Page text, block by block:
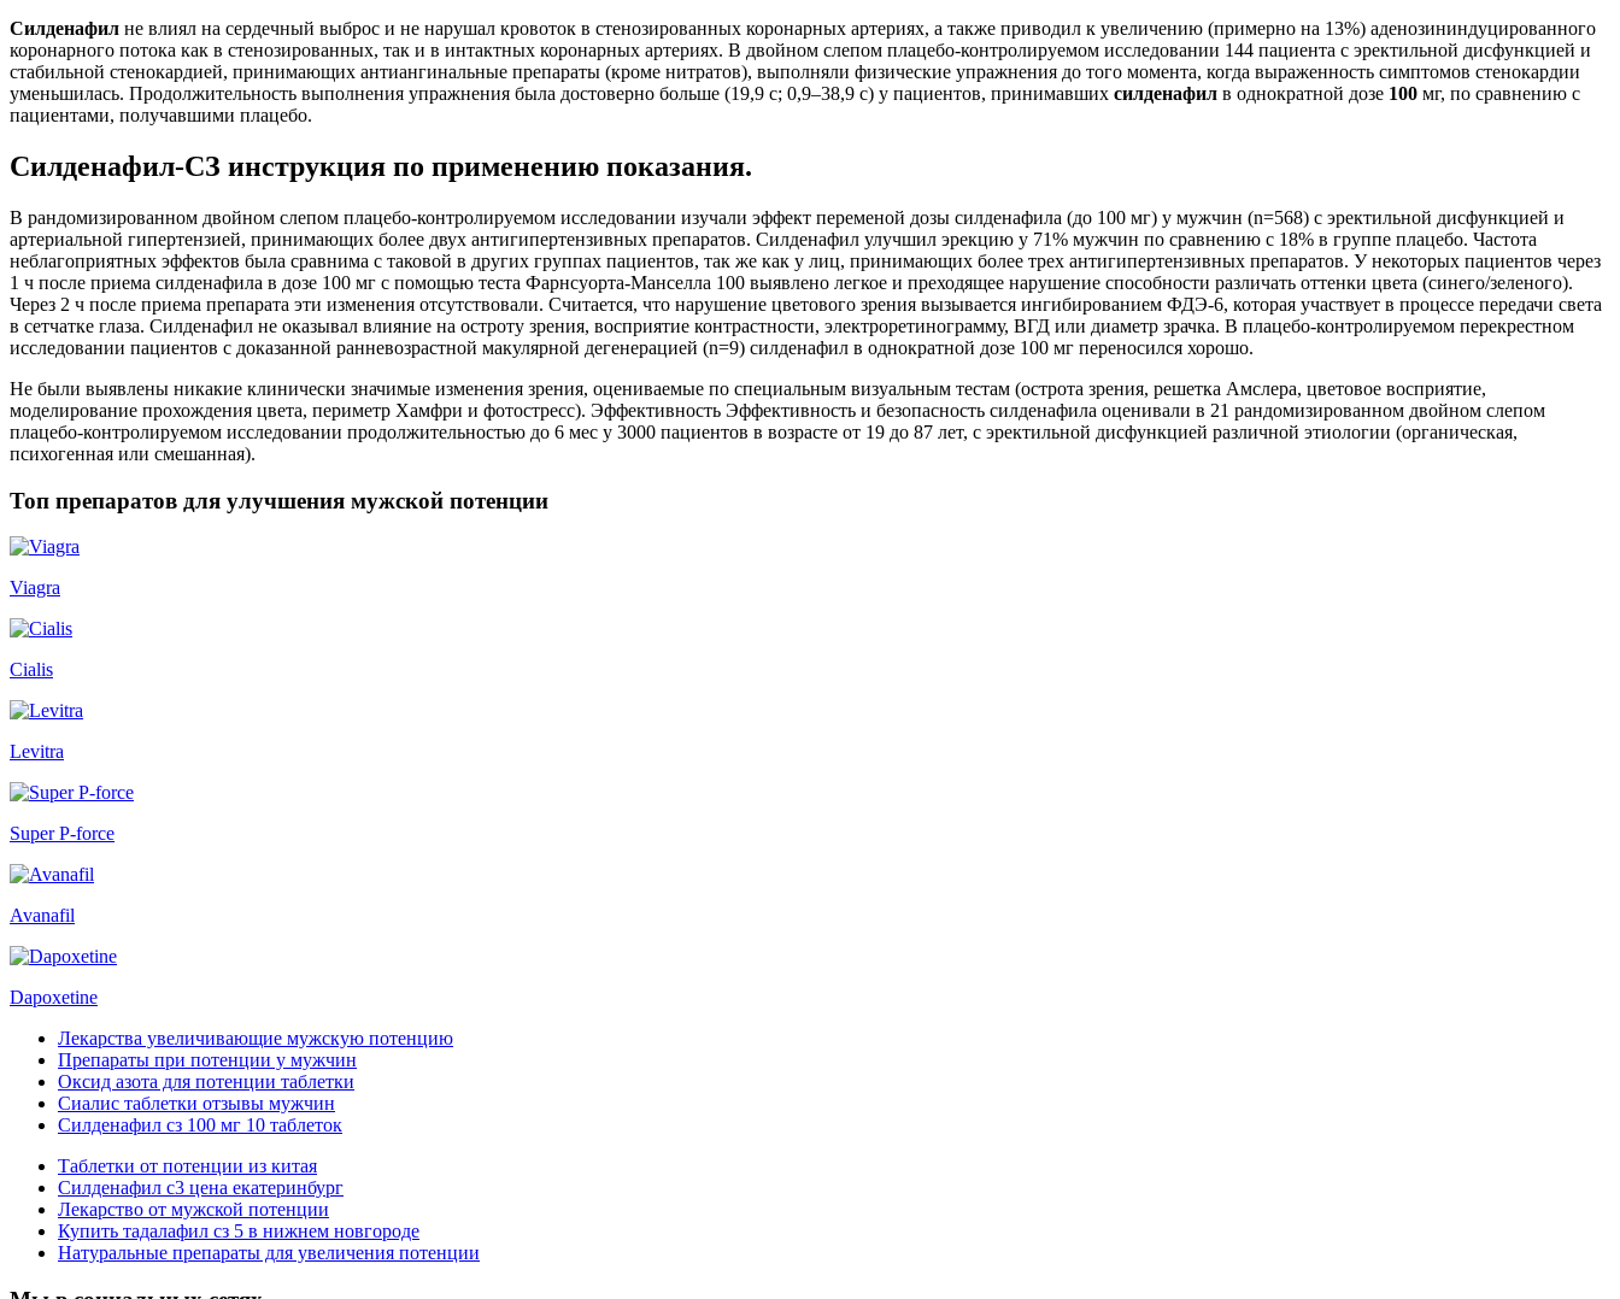
Силденафил не влиял на сердечный выброс и не нарушал кровоток в стенозированных коронарных артериях, а также приводил к увеличению (примерно на 13%) аденозининдуцированного
коронарного потока как в стенозированных, так и в интактных коронарных артериях. В двойном слепом плацебо-контролируемом исследовании 144 пациента с эректильной дисфункцией и
стабильной стенокардией, принимающих антиангинальные препараты (кроме нитратов), выполняли физические упражнения до того момента, когда выраженность симптомов стенокардии
уменьшилась. Продолжительность выполнения упражнения была достоверно больше (19,9 с; 0,9–38,9 с) у пациентов, принимавших силденафил в однократной дозе 100 мг, по сравнению с
пациентами, получавшими плацебо.
Силденафил-СЗ инструкция по применению показания.
В рандомизированном двойном слепом плацебо-контролируемом исследовании изучали эффект переменой дозы силденафила (до 100 мг) у мужчин (n=568) с эректильной дисфункцией и
артериальной гипертензией, принимающих более двух антигипертензивных препаратов. Силденафил улучшил эрекцию у 71% мужчин по сравнению с 18% в группе плацебо. Частота
неблагоприятных эффектов была сравнима с таковой в других группах пациентов, так же как у лиц, принимающих более трех антигипертензивных препаратов. У некоторых пациентов через
1 ч после приема силденафила в дозе 100 мг с помощью теста Фарнсуорта-Манселла 100 выявлено легкое и преходящее нарушение способности различать оттенки цвета (синего/зеленого).
Через 2 ч после приема препарата эти изменения отсутствовали. Считается, что нарушение цветового зрения вызывается ингибированием ФДЭ-6, которая участвует в процессе передачи света
в сетчатке глаза. Силденафил не оказывал влияние на остроту зрения, восприятие контрастности, электроретинограмму, ВГД или диаметр зрачка. В плацебо-контролируемом перекрестном
исследовании пациентов с доказанной ранневозрастной макулярной дегенерацией (n=9) силденафил в однократной дозе 100 мг переносился хорошо.
Не были выявлены никакие клинически значимые изменения зрения, оцениваемые по специальным визуальным тестам (острота зрения, решетка Амслера, цветовое восприятие,
моделирование прохождения цвета, периметр Хамфри и фотостресс). Эффективность Эффективность и безопасность силденафила оценивали в 21 рандомизированном двойном слепом
плацебо-контролируемом исследовании продолжительностью до 6 мес у 3000 пациентов в возрасте от 19 до 87 лет, с эректильной дисфункцией различной этиологии (органическая,
психогенная или смешанная).
Топ препаратов для улучшения мужской потенции
Viagra
Cialis
Levitra
Super P-force
Avanafil
Dapoxetine
Лекарства увеличивающие мужскую потенцию
Препараты при потенции у мужчин
Оксид азота для потенции таблетки
Сиалис таблетки отзывы мужчин
Силденафил сз 100 мг 10 таблеток
Таблетки от потенции из китая
Силденафил с3 цена екатеринбург
Лекарство от мужской потенции
Купить тадалафил сз 5 в нижнем новгороде
Натуральные препараты для увеличения потенции